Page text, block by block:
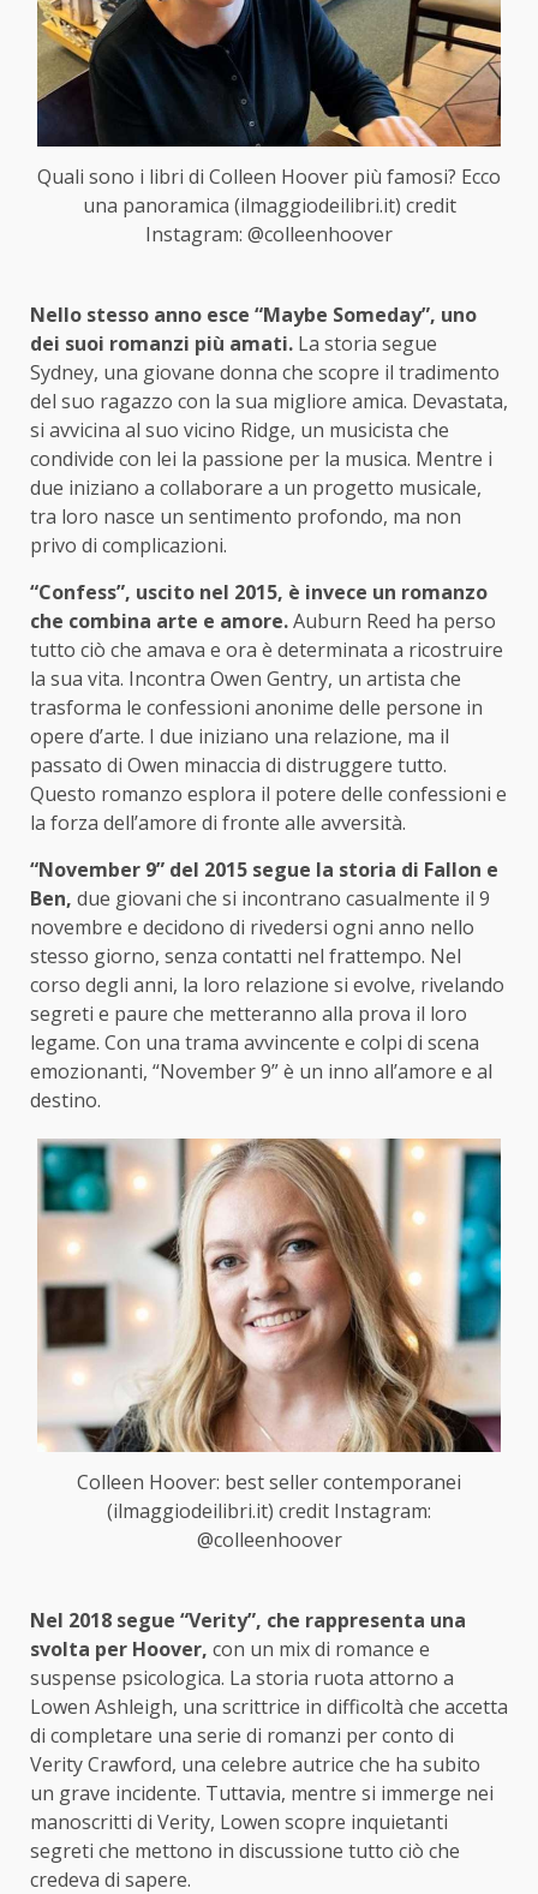
Quali sono i libri di Colleen Hoover più famosi? Ecco
una panoramica (ilmaggiodeilibri.it) credit
Instagram: @colleenhoover
Nello stesso anno esce “Maybe Someday”, uno
dei suoi romanzi più amati. La storia segue
Sydney, una giovane donna che scopre il tradimento
del suo ragazzo con la sua migliore amica. Devastata,
si avvicina al suo vicino Ridge, un musicista che
condivide con lei la passione per la musica. Mentre i
due iniziano a collaborare a un progetto musicale,
tra loro nasce un sentimento profondo, ma non
privo di complicazioni.
“Confess”, uscito nel 2015, è invece un romanzo
che combina arte e amore.Auburn Reed ha perso
tutto ciò che amava e ora è determinata a ricostruire
la sua vita. Incontra Owen Gentry, un artista che
trasforma le confessioni anonime delle persone in
opere d’arte. I due iniziano una relazione, ma il
passato di Owen minaccia di distruggere tutto.
Questo romanzo esplora il potere delle confessioni e
la forza dell’amore di fronte alle avversità.
“November 9” del 2015 segue la storia di Fallon e
Ben, due giovani che si incontrano casualmente il 9
novembre e decidono di rivedersi ogni anno nello
stesso giorno, senza contatti nel frattempo. Nel
corso degli anni, la loro relazione si evolve, rivelando
segreti e paure che metteranno alla prova il loro
legame. Con una trama avvincente e colpi di scena
emozionanti, “November 9” è un inno all’amore e al
destino.
Colleen Hoover: best seller contemporanei
(ilmaggiodeilibri.it) credit Instagram:
@colleenhoover
Nel 2018 segue “Verity”, che rappresenta una
svolta per Hoover, con un mix di romance e
suspense psicologica. La storia ruota attorno a
Lowen Ashleigh, una scrittrice in difficoltà che accetta
di completare una serie di romanzi per conto di
Verity Crawford, una celebre autrice che ha subito
un grave incidente. Tuttavia, mentre si immerge nei
manoscritti di Verity, Lowen scopre inquietanti
segreti che mettono in discussione tutto ciò che
credeva di sapere.